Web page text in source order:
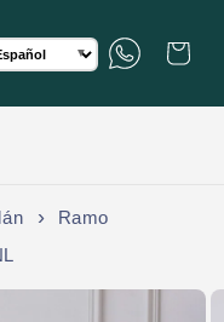
missing:
▼WhatsAppCarrito
Ramo